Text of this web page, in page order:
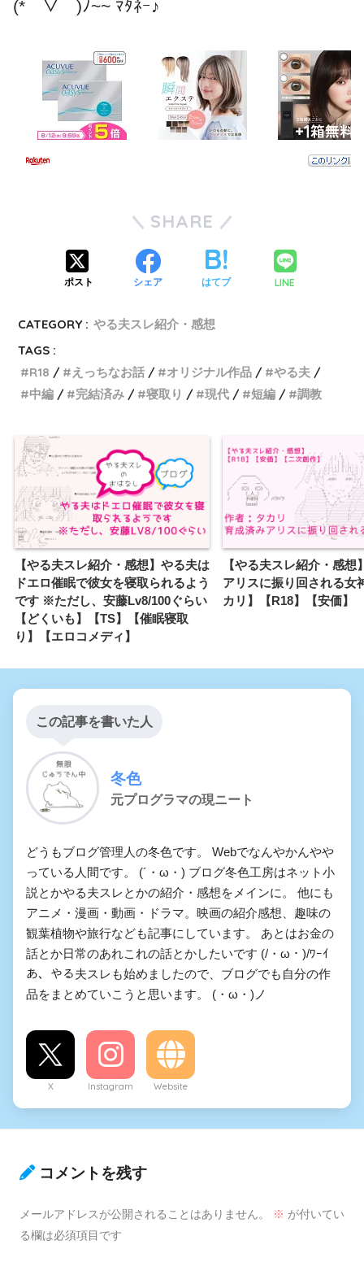
やる夫のブックシェルフ
空とやる夫は０９課に勤務す
るようです
東京ブラッドボーン【微安
弦巻マキのゲーム実況 でき
る夫でかまいたちの夜
彼らは星となるようです
やる夫エロ本棚
なつしお ◆myjeheQZSo氏の
作品集
７５０円くらいのエロ同人的
な迷宮
宵闇探求録
種馬として異世界召喚された
貢ぎマゾシェアハウス〜ﾓｳﾆｹﾞ
ﾗﾚﾅｲｿﾞ〜
できる夫はTS悪役令嬢になる
(*￣▽￣)ﾉ~~ ﾏﾀﾈｰ♪
SHARE
ポスト シェア はてブ LINE
CATEGORY : やる夫スレ紹介・感想
TAGS :
R18
えっちなお話 オリジナル作品
やる夫
中編
完結済み 寝取り 現代 短編 調教
【やる夫スレ紹介・感想】やる夫は
ドエロ催眠で彼女を寝取られるよう
です ※ただし、安藤Lv8/100ぐらい
【どくいも】【TS】【催眠寝取
り】【エロコメディ】
【やる夫スレ紹介・感想
アリスに振り回される女
カリ】【R18】【安価】
この記事を書いた人
冬色
元プログラマの現ニート
どうもブログ管理人の冬色です。 Webでなんやかんやや
っている人間です。 (´・ω・) ブログ冬色工房はネット小
説とかやる夫スレとかの紹介・感想をメインに。 他にも
アニメ・漫画・動画・ドラマ。映画の紹介感想、趣味の
観葉植物や旅行なども記事にしています。 あとはお金の
話とか日常のあれこれの話とかしたいです (/・ω・)/ﾜｰｲ
あ、やる夫スレも始めましたので、ブログでも自分の作
品をまとめていこうと思います。 (・ω・)ノ
X Instagram Website
コメントを残す
メールアドレスが公開されることはありません。 ※ が付いてい
る欄は必須項目です